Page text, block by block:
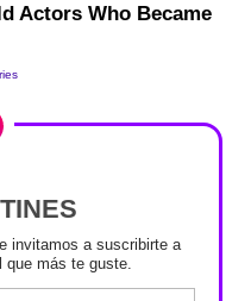
invitamos a suscribirte a
que más te guste.